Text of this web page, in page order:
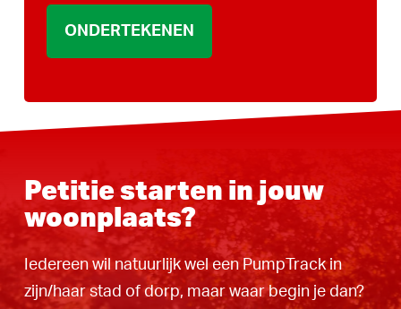
Petitie starten in jouw
woonplaats?
Iedereen wil natuurlijk wel een PumpTrack in
zijn/haar stad of dorp, maar waar begin je dan?